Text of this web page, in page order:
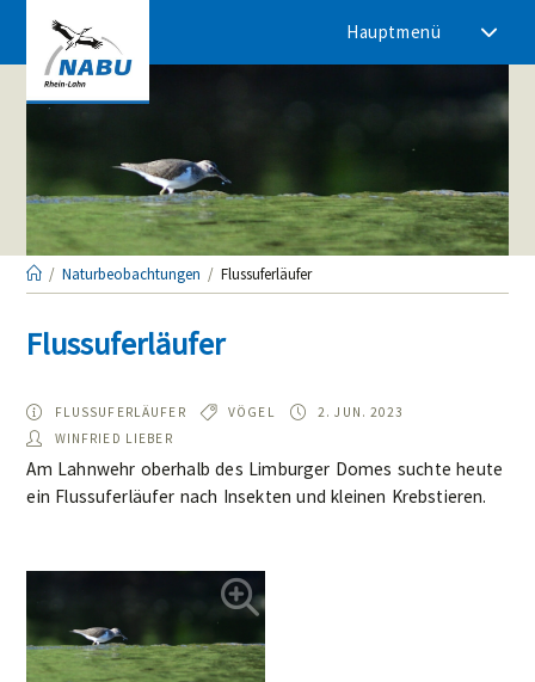
springen
Hauptmenü
/ Naturbeobachtungen / Flussuferläufer
Flussuferläufer
ART:
FLUSSUFERLÄUFER TYP:
VÖGEL
BEOBACHTET
2. JUN. 2023
AUTOR/IN:
WINFRIED LIEBER
Am Lahnwehr oberhalb des Limburger Domes suchte heute
ein Flussuferläufer nach Insekten und kleinen Krebstieren.